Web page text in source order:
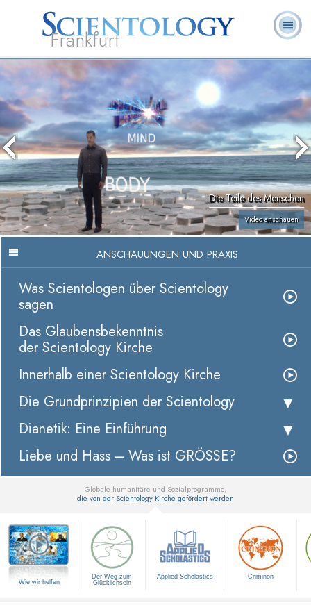
Frankfurt
Hubbard
Was ist
Scientology?
Fragen
Die Teile des Menschen
Video anschauen
ANSCHAUUNGEN UND PRAXIS
Was Scientologen über Scientology
sagen
Das Glaubensbekenntnis
der Scientology Kirche
Innerhalb einer Scientology Kirche
Die Grundprinzipien der Scientology
Dianetik: Eine Einführung
Liebe und Hass – Was ist GRÖSSE?
Globale humanitäre und Sozialprogramme,
die von der Scientology Kirche gefördert werden
Wie wir helfen
Der Weg zum
Glücklichsein
Applied Scholastics Criminon